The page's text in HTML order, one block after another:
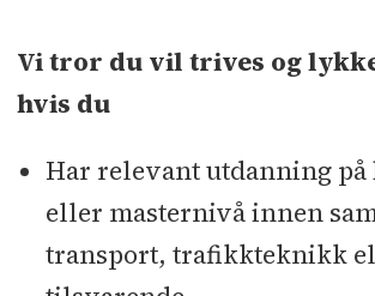
Vi tror du vil trives og
hvis du
Har relevant utdanning på
eller masternivå innen
transport, trafikkteknikk